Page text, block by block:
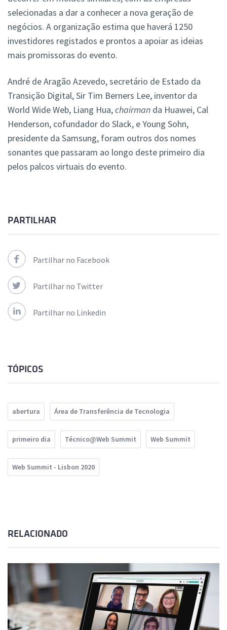
selecionadas a dar a conhecer a nova geração de
negócios. A organização estima que haverá 1250
investidores registados e prontos a apoiar as ideias
mais promissoras do evento.
André de Aragão Azevedo, secretário de Estado da
Transição Digital, Sir Tim Berners Lee, inventor da
World Wide Web, Liang Hua,chairman da Huawei, Cal
Henderson, cofundador do Slack, e Young Sohn,
presidente da Samsung, foram outros dos nomes
sonantes que passaram ao longo deste primeiro dia
pelos palcos virtuais do evento.
PARTILHAR
Partilhar no Facebook
Partilhar no Twitter
Partilhar no Linkedin
TÓPICOS
abertura Área de Transferência de Tecnologia
primeiro dia Técnico@Web Summit Web Summit
Web Summit - Lisbon 2020
RELACIONADO